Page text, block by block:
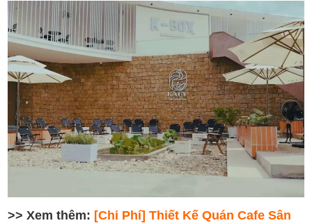
>> Xem thêm: [Chi Phí] Thiết Kế Quán Cafe Sân